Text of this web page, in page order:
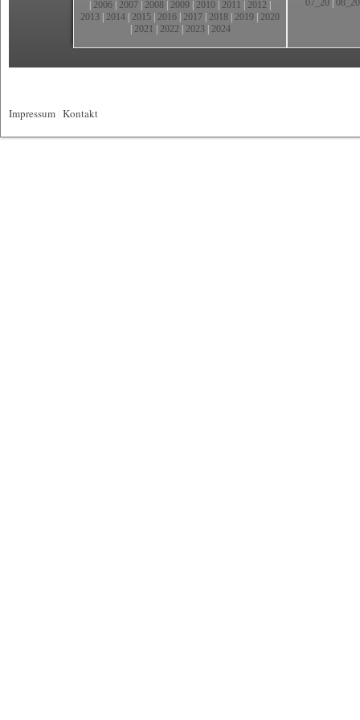
2006 2007 2008 2009 2010 2011 2012
2013 2014 2015 2016 2017 2018 2019 2020
2021 2022 2023| 2024
07_20 08_20
Impressum Kontakt